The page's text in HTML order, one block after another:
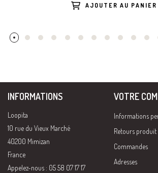
AJOUTER AU PANIER
INFORMATIONS
Loopita
10 rue du Vieux Marché
40200 Mimizan
France
Appelez-nous : 05 58 07 17 17
VOTRE
Informations
Retours produit
Commandes
Adresses